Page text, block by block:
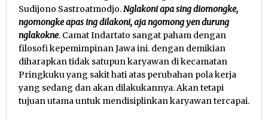
Sudijono Sastroatmodjo.Nglakoni apa sing diomongke,
ngomongke apas ing dilakoni, aja ngomong yen durung
nglakokne. Camat Indartato sangat paham dengan
filosofi kepemimpinan Jawa ini. dengan demikian
diharapkan tidak satupun karyawan di kecamatan
Pringkuku yang sakit hati atas perubahan pola kerja
yang sedang dan akan dilakukannya. Akan tetapi
tujuan utama untuk mendisiplinkan karyawan tercapai.